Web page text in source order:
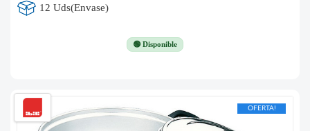
12 Uds(Envase)
🟢 Disponible
OFERTA!